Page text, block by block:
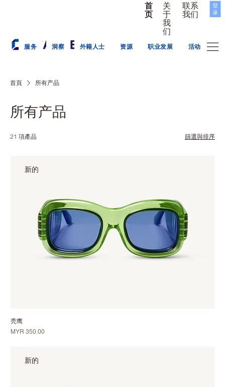
首
页
关
于
我
们
联系
我们
登
录
服务 洞察 外籍人士 资源 职业发展 活动
首頁 所有产品
所有产品
21 項產品 篩選與排序
新的
秃鹰
價格
MYR 350.00
新的